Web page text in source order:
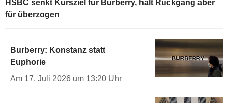
HSBC senkt Kursziel für Burberry, hält Rückgang aber
für überzogen
Burberry: Konstanz statt
Euphorie
Am 17. Juli 2026 um 13:20 Uhr